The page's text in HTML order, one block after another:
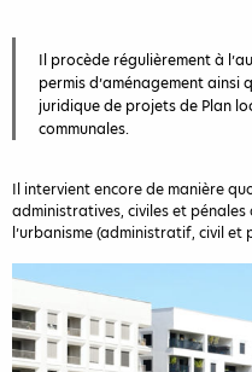
Il procède régulièrement à
permis d’aménagement ainsi
juridique de projets de Plan
communales.
Il intervient encore de manière
administratives, civiles et
l’urbanisme (administratif, civil et